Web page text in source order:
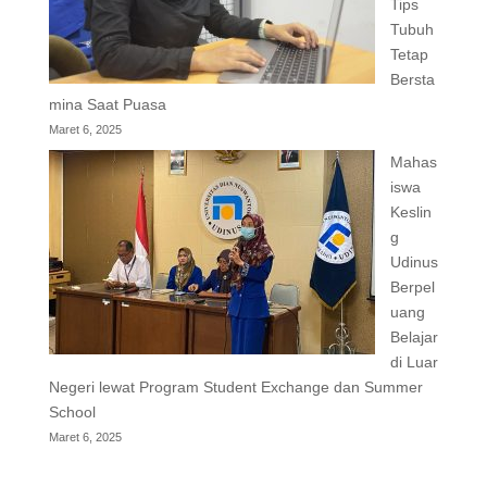
Tips
Tubuh
Tetap
Bersta
mina Saat Puasa
Maret 6, 2025
Mahas
iswa
Keslin
g
Udinus
Berpel
uang
Belajar
di Luar
Negeri lewat Program Student Exchange dan Summer
School
Maret 6, 2025